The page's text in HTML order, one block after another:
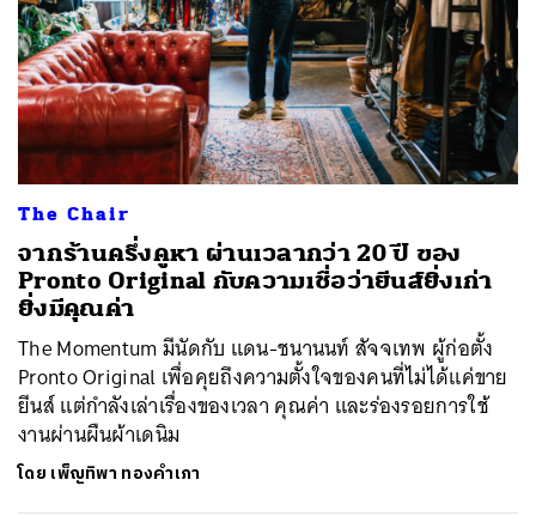
The Chair
จากร้านครึ่งคูหา ผ่านเวลากว่า 20 ปี ของ
Pronto Original กับความเชื่อว่ายีนส์ยิ่งเก่า
ยิ่งมีคุณค่า
The Momentum มีนัดกับ แดน-ชนานนท์ สัจจเทพ ผู้ก่อตั้ง
Pronto Original เพื่อคุยถึงความตั้งใจของคนที่ไม่ได้แค่ขาย
ยีนส์ แต่กำลังเล่าเรื่องของเวลา คุณค่า และร่องรอยการใช้
งานผ่านผืนผ้าเดนิม
โดย เพ็ญทิพา ทองคำเภา